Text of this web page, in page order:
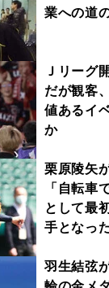
業への道
Ｊリーグ
だが観客
値あるイ
か
栗原陵矢
「自転
として最
手となっ
羽生結弦